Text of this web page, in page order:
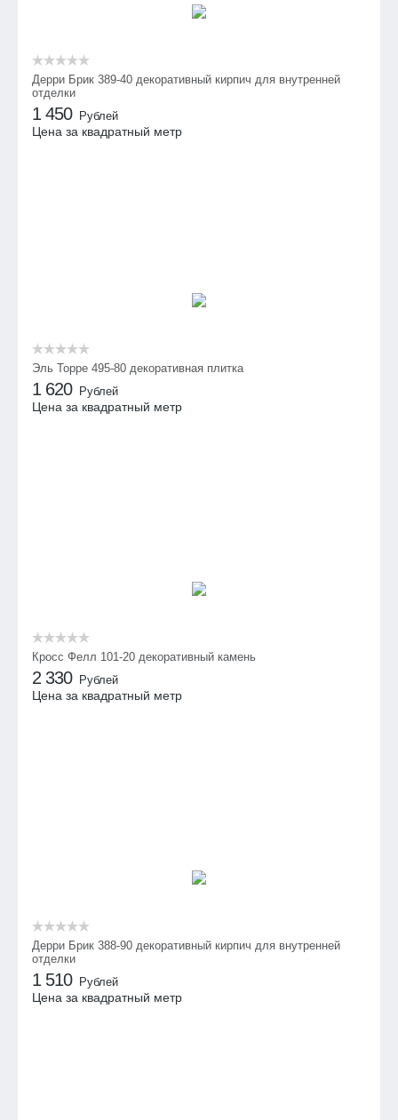
Дерри Брик 389-40 декоративный кирпич для внутренней
отделки
1 450 Рублей
Цена за квадратный метр
Эль Торре 495-80 декоративная плитка
1 620 Рублей
Цена за квадратный метр
Кросс Фелл 101-20 декоративный камень
2 330 Рублей
Цена за квадратный метр
Дерри Брик 388-90 декоративный кирпич для внутренней
отделки
1 510 Рублей
Цена за квадратный метр